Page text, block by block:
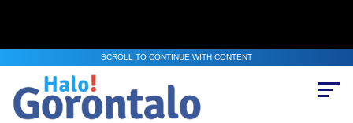
SCROLL TO CONTINUE WITH CONTENT